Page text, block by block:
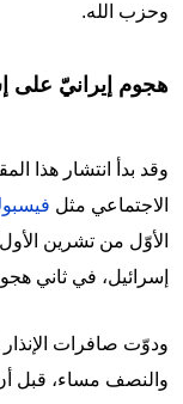
وحزب الله.
هجوم إيرانيّ على
وقد بدأ انتشار هذا
الاجتماعي مثل
إسرائيل، في ثاني
ودوّت صافرات الإنذار
والنصف مساء، قبل